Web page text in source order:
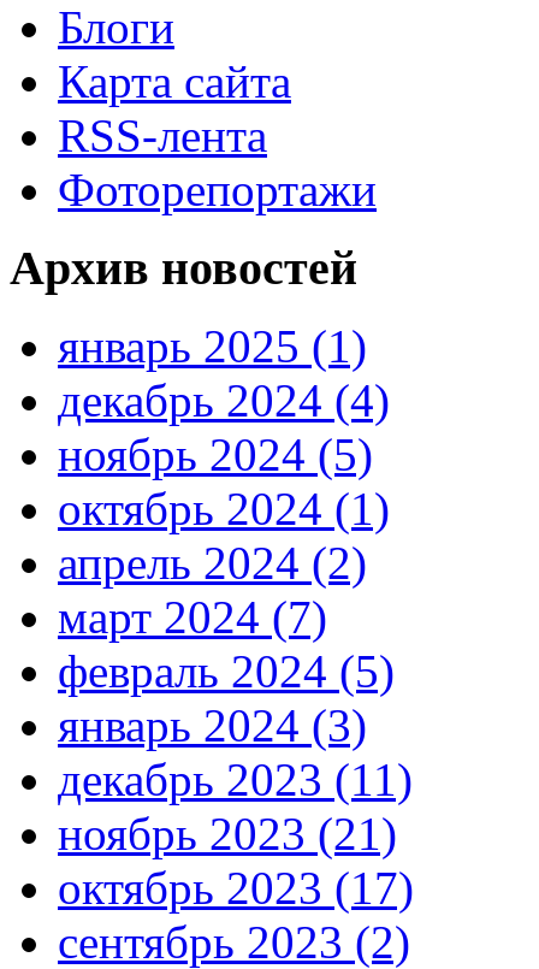
Блоги
Карта сайта
RSS-лента
Фоторепортажи
Архив новостей
январь 2025 (1)
декабрь 2024 (4)
ноябрь 2024 (5)
октябрь 2024 (1)
апрель 2024 (2)
март 2024 (7)
февраль 2024 (5)
январь 2024 (3)
декабрь 2023 (11)
ноябрь 2023 (21)
октябрь 2023 (17)
сентябрь 2023 (2)